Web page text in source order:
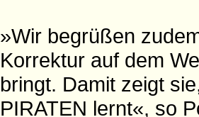
»Wir begrüßen
Korrektur auf dem
bringt. Damit zeigt
PIRATEN lernt«, so